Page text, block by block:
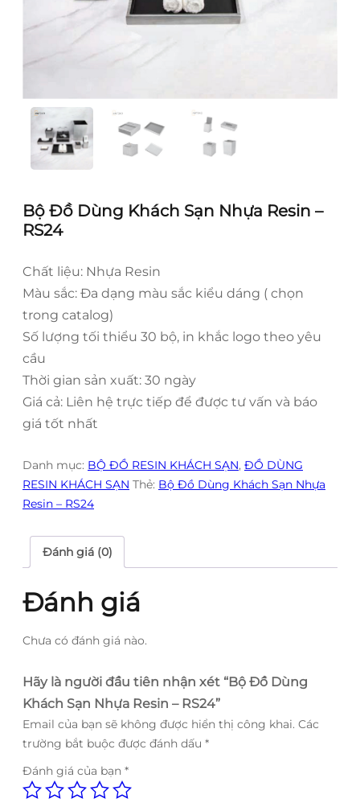
Bộ Đồ Dùng Khách Sạn Nhựa Resin –
RS24
Chất liệu: Nhựa Resin
Màu sắc: Đa dạng màu sắc kiểu dáng ( chọn
trong catalog)
Số lượng tối thiểu 30 bộ, in khắc logo theo yêu
cầu
Thời gian sản xuất: 30 ngày
Giá cả: Liên hệ trực tiếp để được tư vấn và báo
giá tốt nhất
Danh mục: BỘ ĐỒ RESIN KHÁCH SẠN, ĐỒ DÙNG
RESIN KHÁCH SẠN Thẻ: Bộ Đồ Dùng Khách Sạn Nhựa
Resin – RS24
Đánh giá (0)
Đánh giá
Chưa có đánh giá nào.
Hãy là người đầu tiên nhận xét “Bộ Đồ Dùng
Khách Sạn Nhựa Resin – RS24”
Email của bạn sẽ không được hiển thị công khai. Các
trường bắt buộc được đánh dấu *
Đánh giá của bạn *